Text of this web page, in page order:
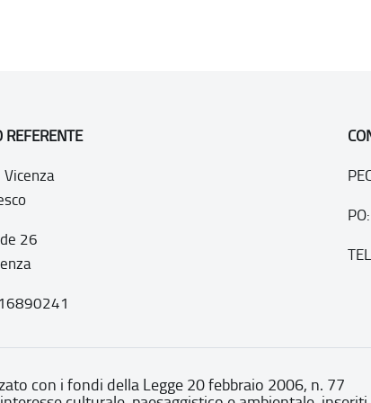
REFERENTE
Vicenza
26
PO:
con i fondi della Legge 20 febbraio 2006, n. 77